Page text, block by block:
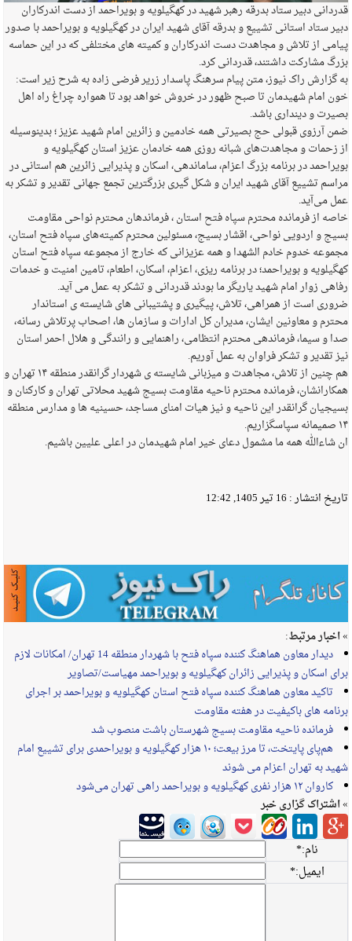
قدردانی دبیر ستاد بدرقه رهبر شهید در کهگیلویه و بویراحمد از دست اندرکاران
دبیر ستاد استانی تشییع و بدرقه آقای شهید ایران در کهگیلویه و بویراحمد با صدور
پیامی از تلاش و مجاهدت دست اندرکاران و کمیته های مختلفی که در این حماسه
بزرگ مشارکت داشتند، قدردانی کرد.
به گزارش راک نیوز، متن پیام سرهنگ پاسدار زریر فرضی زاده به شرح زیر است:
خون امام شهیدمان تا صبح ظهور در خروش خواهد بود تا همواره چراغ راه اهل
بصیرت و دینداری باشد.
ضمن آرزوی قبولی حج بصیرتی همه خادمین و زائرین امام شهید عزیز ؛ بدینوسیله
از زحمات و مجاهدت‌های شبانه روزی همه خادمان عزیز استان کهگیلویه و
بویراحمد در برنامه بزرگ اعزام، ساماندهی، اسکان و پذیرایی زائرین هم استانی در
مراسم تشییع آقای شهید ایران و شکل گیری بزرگترین تجمع جهانی تقدیر و تشکر به
عمل می‌آید.
خاصه از فرمانده محترم سپاه فتح استان ، فرماندهان محترم نواحی مقاومت
بسیج و اردویی نواحی، اقشار بسیج، مسئولین محترم کمیته‌های سپاه فتح استان،
مجموعه خدوم خادم الشهدا و همه عزیزانی که خارج از مجموعه سپاه فتح استان
کهگیلویه و بویراحمد؛ در برنامه ریزی، اعزام، اسکان، اطعام، تامین امنیت و خدمات
رفاهی زوار امام شهید یاریگر ما بودند قدردانی و‌ تشکر به عمل می آید.
ضروری است از همراهی، تلاش، پیگیری و پشتیبانی های شایسته ی استاندار
محترم و معاونین ایشان، مدیران کل ادارات و سازمان ها، اصحاب پرتلاش رسانه،
صدا و سیما، فرماندهی محترم انتظامی، راهنمایی و رانندگی و هلال احمر استان
نیز تقدیر و تشکر فراوان به عمل آوریم.
هم چنین از تلاش، مجاهدت و میزبانی شایسته ی شهردار گرانقدر منطقه ۱۴ تهران و
همکارانشان، فرمانده محترم ناحیه مقاومت بسیج شهید محلاتی تهران و کارکنان و
بسیجیان گرانقدر این ناحیه و نیز هیات امنای مساجد، حسینیه ها و مدارس منطقه
۱۴ صمیمانه سپاسگزاریم.
ان شاءالله همه ما مشمول دعای خیر امام شهیدمان در اعلی علیین باشیم.
تاریخ انتشار : 16 تیر 1405, 12:42
» اخبار مرتبط:
دیدار معاون هماهنگ کننده سپاه فتح با شهردار منطقه 14 تهران/ امکانات لازم
برای اسکان و پذیرایی زائران کهگیلویه و بویراحمد مهیاست/تصاویر
تاکید معاون هماهنگ کننده سپاه فتح استان کهگیلویه و بویراحمد بر اجرای
برنامه های باکیفیت در هفته مقاومت
فرمانده ناحیه مقاومت بسیج شهرستان باشت منصوب شد
هم‌پای پایتخت، تا مرز بیعت؛ ۱۰ هزار کهگیلویه‌ و بویراحمدی برای تشییع امام
شهید به تهران اعزام می شوند
کاروان ۱۲ هزار نفری کهگیلویه و بویراحمد راهی تهران می‌شود
» اشتراک گزاری خبر
نام:*
ایمیل:*